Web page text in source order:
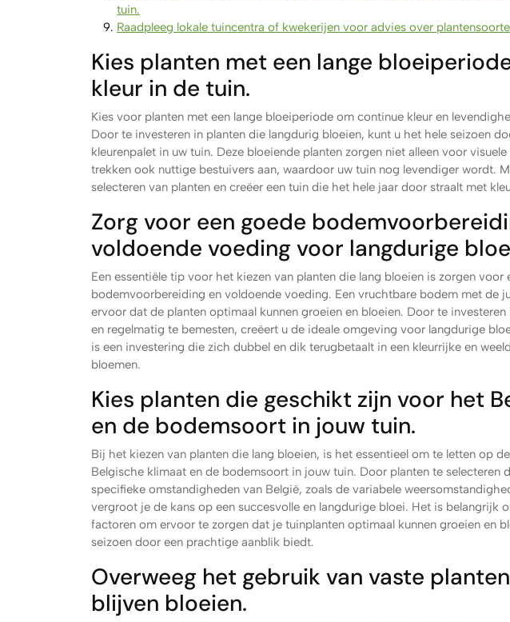
tuin.
Raadpleeg lokale tuincentra of kwekerijen voor advies over
Kies planten met een lange
kleur in de tuin.
Kies voor planten met een lange bloeiperiode om continue kleur en
Door te investeren in planten die langdurig bloeien, kunt u het hele seizoen
kleurenpalet in uw tuin. Deze bloeiende planten zorgen niet alleen voor
trekken ook nuttige bestuivers aan, waardoor uw tuin nog levendiger wordt.
selecteren van planten en creëer een tuin die het hele jaar door straalt met
Zorg voor een goede
voldoende voeding voor langdurige
Een essentiële tip voor het kiezen van planten die lang bloeien is zorgen voor
bodemvoorbereiding en voldoende voeding. Een vruchtbare bodem met de
ervoor dat de planten optimaal kunnen groeien en bloeien. Door te
en regelmatig te bemesten, creëert u de ideale omgeving voor langdurige
is een investering die zich dubbel en dik terugbetaalt in een kleurrijke en
bloemen.
Kies planten die geschikt zijn voor het
en de bodemsoort in jouw tuin.
Bij het kiezen van planten die lang bloeien, is het essentieel om te letten op
Belgische klimaat en de bodemsoort in jouw tuin. Door planten te selecteren
specifieke omstandigheden van België, zoals de variabele
vergroot je de kans op een succesvolle en langdurige bloei. Het is belangrijk
factoren om ervoor te zorgen dat je tuinplanten optimaal kunnen groeien en
seizoen door een prachtige aanblik biedt.
Overweeg het gebruik van vaste
blijven bloeien.